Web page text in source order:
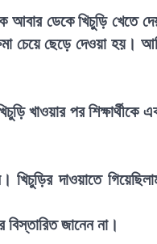
আবার ডেকে খিচুড়ি খেতে
চেয়ে ছেড়ে দেওয়া হয়।
খাওয়ার পর শিক্ষার্থীকে
দাওয়াতে
জানেন না।